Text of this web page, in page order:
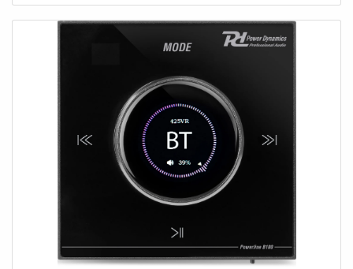
et une entrée AUX de niveau ligne. La fonction de
streaming BT vous permet de vous connecter
portable, etc. L'écran tactile et l'écran LCD vous
permettent de contrôler tous les aspects du système,
d'une simple pression du doigt. Il est également possible
d'utiliser la télécommande fournie. Système
d'amplificateur stéréo encastrable pour 2 haut-parleurs,
Bouton de volume avec écran LCD, Amplificateur
numérique classe D 2 x 25 W, Panneau tactile élégant,
Connectivité BT 5.0 pour l'audio sans fil, Lecteur MP3, Port
USB et emplacement pour carte microSD, Bornes à vis à
l'arrière de l'appareil, Entrée et sortie, Couleur: Finition
noire brillante, Comprend un boîtier arrière et une
télécommande, Couleur du produit: Noir, Options de